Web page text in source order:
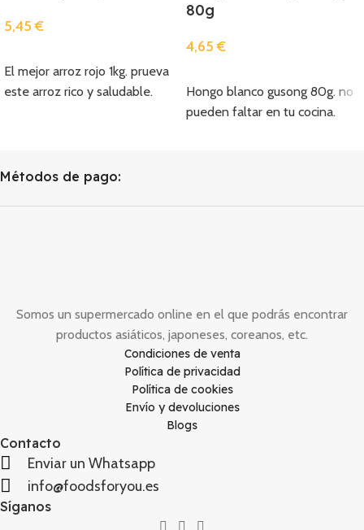
5,45€
El mejor arroz rojo 1kg. prueva
este arroz rico y saludable.
80g
4,65€
Hongo blanco gusong 80g. no
pueden faltar en tu cocina.
Métodos de pago:
Somos un supermercado online en el que podrás encontrar
productos asiáticos, japoneses, coreanos, etc.
Condiciones de venta
Política de privacidad
Política de cookies
Envío y devoluciones
Blogs
Contacto
Enviar un Whatsapp
info@foodsforyou.es
Síganos